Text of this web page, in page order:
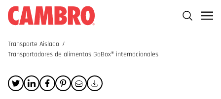
Transporte Aislado /
Transportadores de alimentos GoBox® internacionales